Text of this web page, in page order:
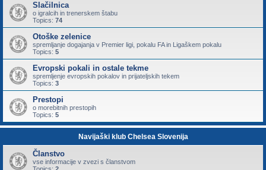
Slačilnica
o igralcih in trenerskem štabu
Topics: 74
Otoške zelenice
spremljanje dogajanja v Premier ligi, pokalu FA in Ligaškem pokalu
Topics: 5
Evropski pokali in ostale tekme
spremljenje evropskih pokalov in prijateljskih tekem
Topics: 3
Prestopi
o morebitnih prestopih
Topics: 5
Navijaški klub Chelsea Slovenija
Članstvo
vse informacije v zvezi s članstvom